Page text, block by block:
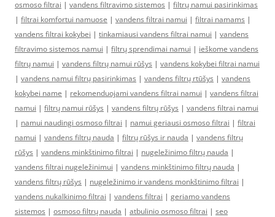
osmoso filtrai | vandens filtravimo sistemos | filtrų namui pasirinkimas
| filtrai komfortui namuose | vandens filtrai namui | filtrai namams |
vandens filtrai kokybei | tinkamiausi vandens filtrai namui | vandens
filtravimo sistemos namui | filtrų sprendimai namui | ieškome vandens
filtrų namui | vandens filtrų namui rūšys | vandens kokybei filtrai namui
| vandens namui filtrų pasirinkimas | vandens filtrų rtūšys | vandens
kokybei name | rekomenduojami vandens filtrai namui | vandens filtrai
namui | filtrų namui rūšys | vandens filtrų rūšys | vandens filtrai namui
| namui naudingi osmoso filtrai | namui geriausi osmoso filtrai | filtrai
namui | vandens filtrų nauda | filtrų rūšys ir nauda | vandens filtrų
rūšys | vandens minkštinimo filtrai | nugeležinimo filtrų nauda |
vandens filtrai nugeležinimui | vandens minkštinimo filtrų nauda |
vandens filtrų rūšys | nugeležinimo ir vandens monkštinimo filtrai |
vandens nukalkinimo filtrai | vandens filtrai | geriamo vandens
sistemos | osmoso filtrų nauda | atbulinio osmoso filtrai | seo